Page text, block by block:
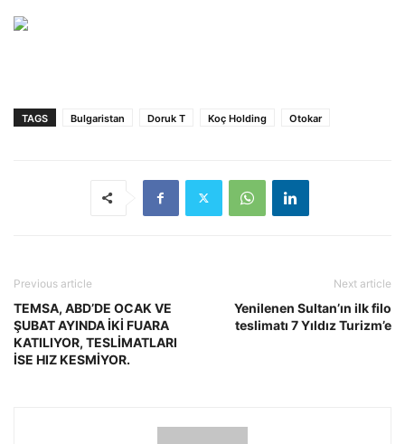
TAGS Bulgaristan Doruk T Koç Holding Otokar
Previous article
TEMSA, ABD’DE OCAK VE
ŞUBAT AYINDA İKİ FUARA
KATILIYOR, TESLİMATLARI
İSE HIZ KESMİYOR.
Next article
Yenilenen Sultan’ın ilk filo
teslimatı 7 Yıldız Turizm’e